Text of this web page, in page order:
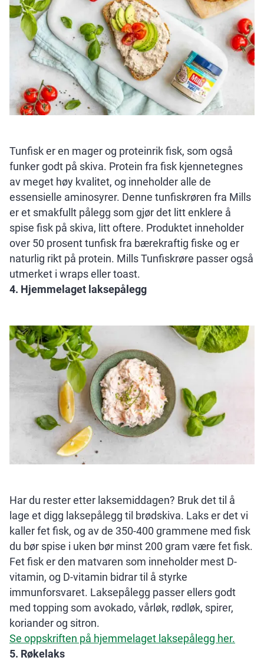
Tunfisk er en mager og proteinrik fisk, som også
funker godt på skiva. Protein fra fisk kjennetegnes
av meget høy kvalitet, og inneholder alle de
essensielle aminosyrer. Denne tunfiskrøren fra Mills
er et smakfullt pålegg som gjør det litt enklere å
spise fisk på skiva, litt oftere. Produktet inneholder
over 50 prosent tunfisk fra bærekraftig fiske og er
naturlig rikt på protein. Mills Tunfiskrøre passer også
utmerket i wraps eller toast.
4. Hjemmelaget laksepålegg
Har du rester etter laksemiddagen? Bruk det til å
lage et digg laksepålegg til brødskiva. Laks er det vi
kaller fet fisk, og av de 350-400 grammene med fisk
du bør spise i uken bør minst 200 gram være fet fisk.
Fet fisk er den matvaren som inneholder mest D-
vitamin, og D-vitamin bidrar til å styrke
immunforsvaret. Laksepålegg passer ellers godt
med topping som avokado, vårløk, rødløk, spirer,
koriander og sitron.
Se oppskriften på hjemmelaget laksepålegg her.
5. Røkelaks